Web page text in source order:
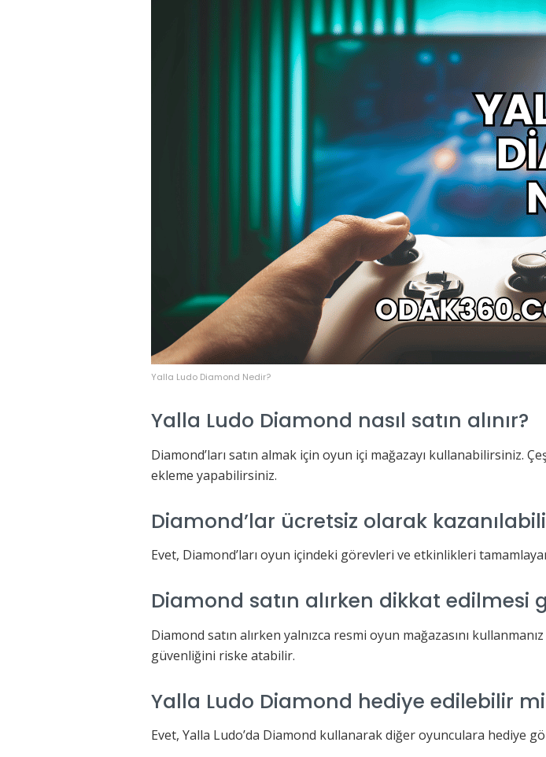
Yalla Ludo Diamond Nedir?
Yalla Ludo Diamond nasıl satın alınır?
Diamond’ları satın almak için oyun içi mağazayı kullanabilirsiniz.
ekleme yapabilirsiniz.
Diamond’lar ücretsiz olarak
Evet, Diamond’ları oyun içindeki görevleri ve etkinlikleri
Diamond satın alırken dikkat edilmesi
Diamond satın alırken yalnızca resmi oyun mağazasını
güvenliğini riske atabilir.
Yalla Ludo Diamond hediye edilebilir
Evet, Yalla Ludo’da Diamond kullanarak diğer oyunculara hediye